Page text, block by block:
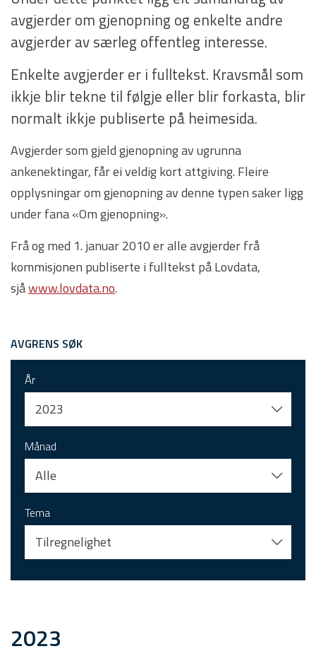
avgjerder om gjenopning og enkelte andre
avgjerder av særleg offentleg interesse.
Enkelte avgjerder er i fulltekst. Kravsmål som
ikkje blir tekne til følgje eller blir forkasta, blir
normalt ikkje publiserte på heimesida.
Avgjerder som gjeld gjenopning av ugrunna
ankenektingar, får ei veldig kort attgiving. Fleire
opplysningar om gjenopning av denne typen saker ligg
under fana «Om gjenopning».
Frå og med 1. januar 2010 er alle avgjerder frå
kommisjonen publiserte i fulltekst på Lovdata,
sjåwww.lovdata.no.
AVGRENS SØK
År
2023
Månad
Alle
Tema
Tilregnelighet
2023